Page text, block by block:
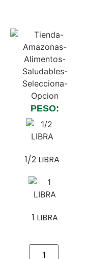
PESO:
1/2 LIBRA
1 LIBRA